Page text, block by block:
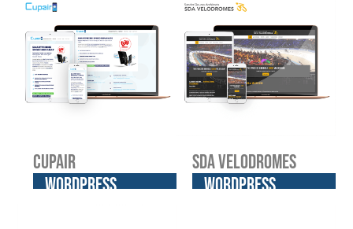
Cupair
WordPress
SDA Velodromes
WordPress